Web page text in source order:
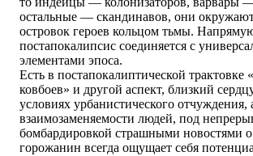
остальные — скандинавов, они
островок героев кольцом тьмы.
постапокалипсис соединяется с
элементами эпоса.
Есть в постапокалиптической трактовке
ковбоев» и другой аспект, близкий
условиях урбанистического
взаимозаменяемости людей, под
бомбардировкой страшными новостями о
горожанин всегда ощущает себя